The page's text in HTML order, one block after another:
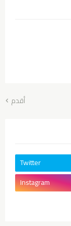
أقدم
Twitter
Instagram